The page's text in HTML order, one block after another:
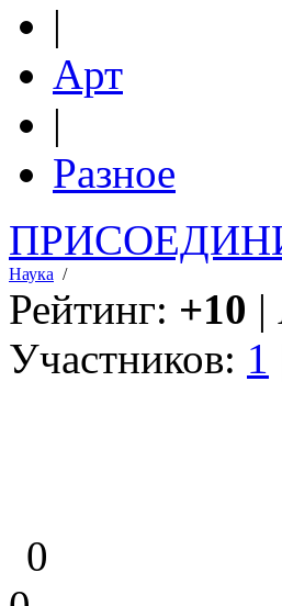
|
Арт
|
Разное
Наука /
Рейтинг: +10 |
Участников: 1
0